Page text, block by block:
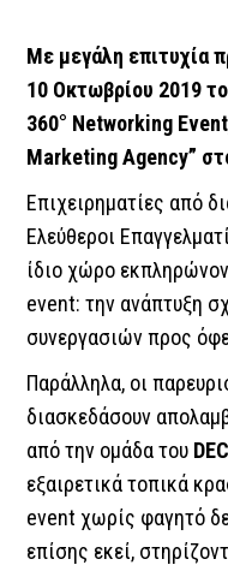
Με μεγάλη επιτυχία
10 Οκτωβρίου 2019
360° Networking
Marketing Agency”
Επιχειρηματίες από
Ελεύθεροι
ίδιο χώρο
event: την ανάπτυξη
συνεργασιών προς
Παράλληλα, οι
διασκεδάσουν
από την ομάδα του
εξαιρετικά τοπικά
event χωρίς φαγητό
επίσης εκεί,